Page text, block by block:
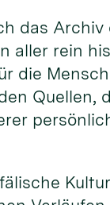
das
aller rein
die
Quellen,